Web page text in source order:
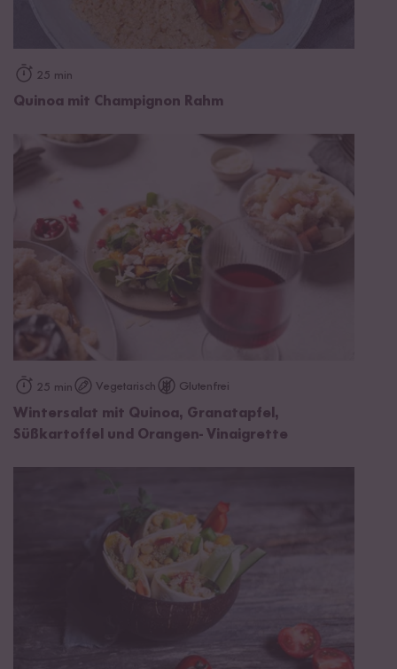
25 min
Quinoa mit Champignon Rahm
25 min Vegetarisch Glutenfrei
Wintersalat mit Quinoa, Granatapfel,
Süßkartoffel und Orangen- Vinaigrette